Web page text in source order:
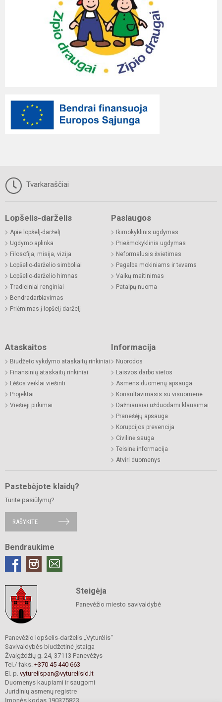
Tvarkaraščiai
Lopšelis-darželis
Apie lopšelį-darželį
Ugdymo aplinka
Filosofija, misija, vizija
Lopšelio-darželio simboliai
Lopšelio-darželio himnas
Tradiciniai renginiai
Bendradarbiavimas
Priėmimas į lopšelį-darželį
Paslaugos
Ikimokyklinis ugdymas
Priešmokyklinis ugdymas
Neformalusis švietimas
Pagalba mokiniams ir tėvams
Vaikų maitinimas
Patalpų nuoma
Ataskaitos
Biudžeto vykdymo ataskaitų rinkiniai
Finansinių ataskaitų rinkiniai
Lėšos veiklai viešinti
Projektai
Viešieji pirkimai
Informacija
Nuorodos
Laisvos darbo vietos
Asmens duomenų apsauga
Konsultavimasis su visuomene
Dažniausiai užduodami klausimai
Pranešėjų apsauga
Korupcijos prevencija
Civilinė sauga
Teisinė informacija
Atviri duomenys
Pastebėjote klaidų?
Turite pasiūlymų?
RAŠYKITE
Bendraukime
Steigėja
Panevėžio miesto savivaldybė
Panevėžio lopšelis-darželis „Vyturėlis“
Savivaldybės biudžetinė įstaiga
Žvaigždžių g. 24, 37113 Panevėžys
Tel./ faks. +370 45 440 663
El. p. vyturelispan@vyturelisid.lt
Duomenys kaupiami ir saugomi
Juridinių asmenų registre
Įmonės kodas 190375823